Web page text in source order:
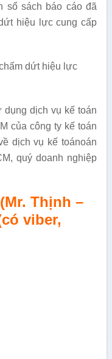
sổ sách báo cáo đã
hiệu lực cung cấp
dứt hiệu lực
dụng dịch vụ kế toán
của công ty kế toán
dịch vụ kế toánoán
quý doanh nghiệp
Thịnh –
viber,